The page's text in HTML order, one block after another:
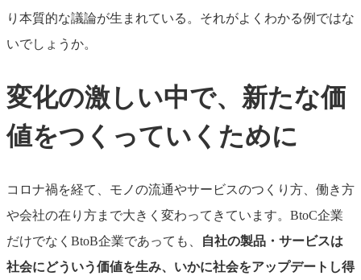
り本質的な議論が生まれている。それがよくわかる例ではな
いでしょうか。
変化の激しい中で、新たな価
値をつくっていくために
コロナ禍を経て、モノの流通やサービスのつくり方、働き方
や会社の在り方まで大きく変わってきています。BtoC企業
だけでなくBtoB企業であっても、
自社の製品・サービスは
社会にどういう価値を生み、いかに社会をアップデートし得